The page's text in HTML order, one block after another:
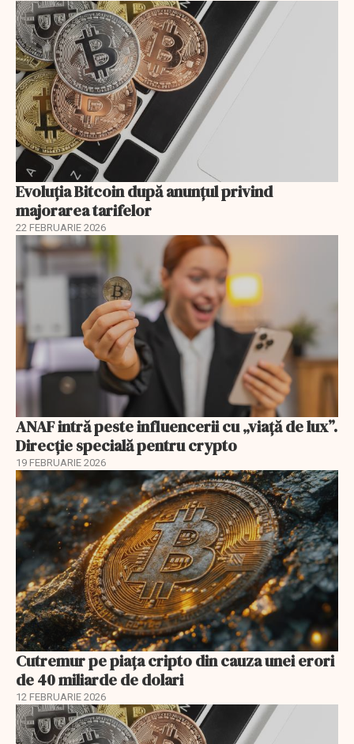
Evoluția Bitcoin după anunțul privind
majorarea tarifelor
22 FEBRUARIE 2026
ANAF intră peste influencerii cu „viață de lux”.
Direcție specială pentru crypto
19 FEBRUARIE 2026
Cutremur pe piața cripto din cauza unei erori
de 40 miliarde de dolari
12 FEBRUARIE 2026